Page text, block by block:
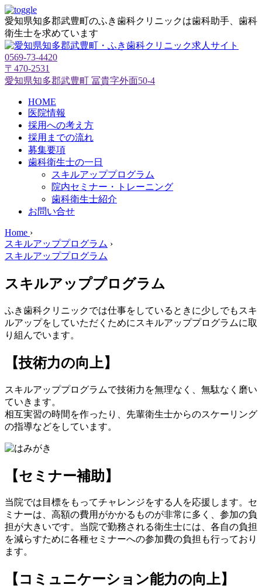
愛知県知多郡武豊町のふき歯科クリニックは歯科助手、歯科
衛生士を求めています
0569-73-4420
〒470-2531
愛知県知多郡武豊町 冨貴字外面50-4
HOME
医院情報
採用への考え方
採用までの流れ
募集要項
歯科衛生士の一日
スキルアッププログラム
院内セミナー・トレーニング
歯科衛生士紹介
お問い合せ
Home ›
スキルアッププログラム ›
スキルアッププログラム
スキルアッププログラム
ふき歯科クリニックでは仕事をしているときに少しでもスキ
ルアップをしていただくためにスキルアッププログラムに取
り組んでいます。
【技術力の向上】
スキルアッププログラムで技術力を無理なく、無駄なく磨い
ていきます。
相互実習の時間を作ったり、先輩衛生士からのスケーリング
の指導などをしています。
【セミナー補助】
当院では目標をもってチャレンジをする人を応援します。セ
ミナーは、高額の費用がかかるものが非常に多く、参加の負
担が大きいです。当院で勤務される衛生士には、各自の負担
を減らすために各種セミナーへの参加費の負担も行っており
ます。
【コミュニケーション能力の向上】